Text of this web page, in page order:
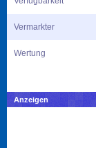
Vermarkter
Wertung
Anzeigen